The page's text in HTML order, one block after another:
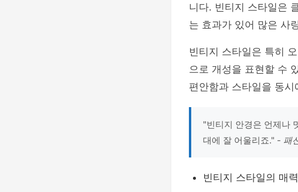
니다. 빈티지 스타일은
는 효과가 있어 많은 사
빈티지 스타일은 특히
으로 개성을 표현할 수
편안함과 스타일을 동시
"빈티지 안경은 언제나
대에 잘 어울리죠." - 패
빈티지 스타일의 매력